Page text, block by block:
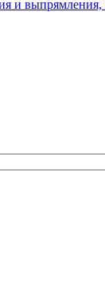
и выпрямления,